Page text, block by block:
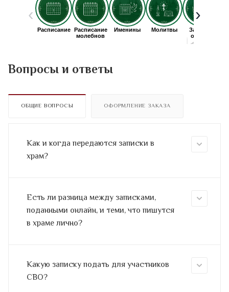
Вопросы и ответы
ОБЩИЕ ВОПРОСЫ ОФОРМЛЕНИЕ ЗАКАЗА
Как и когда передаются записки в
храм?
Есть ли разница между записками,
поданными онлайн, и теми, что пишутся
в храме лично?
Какую записку подать для участников
СВО?